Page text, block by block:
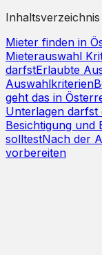
Inhaltsverzeichnis
Mieter finden in
Mieterauswahl
darfstErlaubte
Auswahlkriterien
geht das in
Unterlagen darfst
Besichtigung und
solltestNach der
vorbereiten